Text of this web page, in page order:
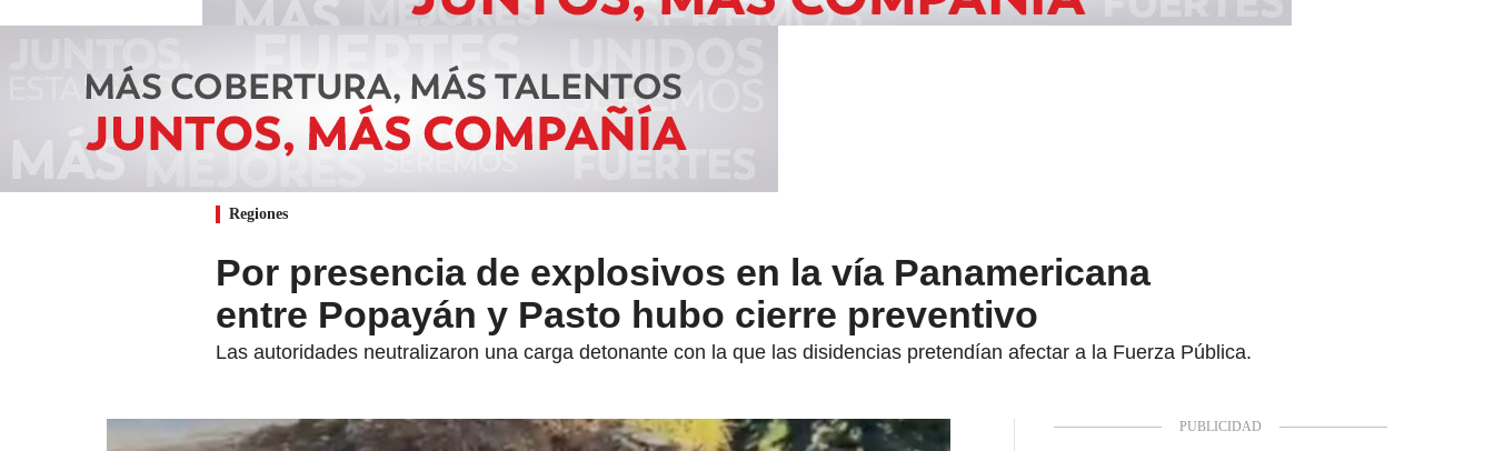
Regiones
Por presencia de explosivos en la vía Panamericana
entre Popayán y Pasto hubo cierre preventivo
Las autoridades neutralizaron una carga detonante con la que las disidencias pretendían afectar a la Fuerza Pública.